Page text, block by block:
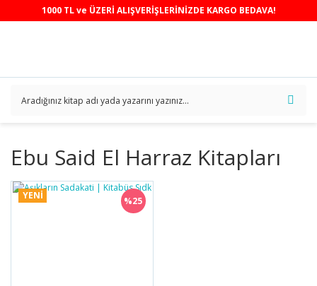
1000 TL ve ÜZERİ ALIŞVERİŞLERİNİZDE KARGO BEDAVA!
Ebu Said El Harraz Kitapları
YENİ %25